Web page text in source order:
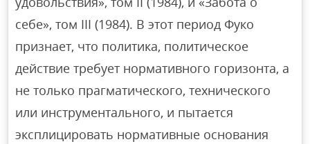
себе», том III (1984). В этот период Фуко
признает, что политика, политическое
действие требует нормативного горизонта, а
не только прагматического, технического
или инструментального, и пытается
эксплицировать нормативные основания